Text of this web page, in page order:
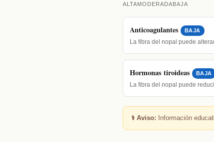
ALTAMODERADABAJA
Anticoagulantes BAJA
La fibra del nopal puede
Hormonas tiroideas BAJA
La fibra del nopal puede
⚕️ Aviso: Información